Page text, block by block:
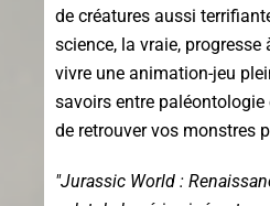
de créatures aussi
science, la vraie, progresse
vivre une animation-jeu
savoirs entre
de retrouver vos monstres
"Jurassic World :